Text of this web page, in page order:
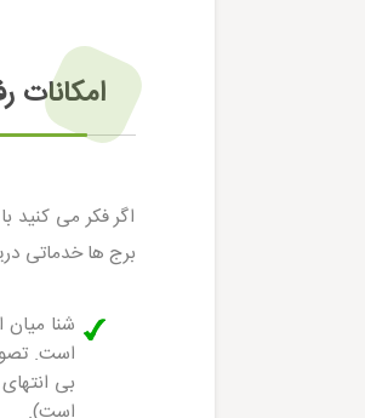
امکانات
اگر فکر می کنید
برج ها خدماتی
شنا میان